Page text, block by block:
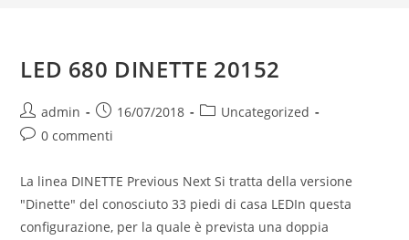
LED 680 DINETTE 20152
Autore
dell'articolo:
admin
Articolo
pubblicato:
16/07/2018
Categoria
Uncategorized
Commenti
0 commenti
La linea DINETTE Previous Next Si tratta della versione
"Dinette" del conosciuto 33 piedi di casa LEDIn questa
configurazione, per la quale è prevista una doppia